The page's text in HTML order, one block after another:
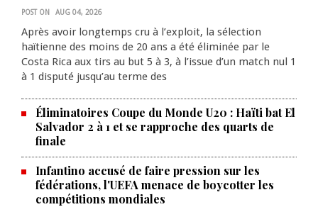
POST ON AUG 04, 2026
Après avoir longtemps cru à l’exploit, la sélection
haïtienne des moins de 20 ans a été éliminée par le
Costa Rica aux tirs au but 5 à 3, à l’issue d’un match nul 1
à 1 disputé jusqu’au terme des
Éliminatoires Coupe du Monde U20 : Haïti bat El
Salvador 2 à 1 et se rapproche des quarts de
finale
Infantino accusé de faire pression sur les
fédérations, l'UEFA menace de boycotter les
compétitions mondiales